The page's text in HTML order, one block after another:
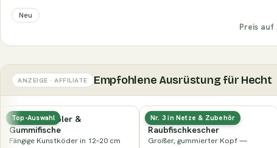
Neu
Preis
ANZEIGE · AFFILIATE Empfohlene Ausrüstung für Hecht
Nr. 3 in Netze & Zubehör
Gummierter
Raubfischkescher
Großer, gummierter Kopf —
Nur noch wenige
Nays PRDTR 5,0″ (12,7 cm)
Die Zandergröße des PRDTR: genug
Körper zum Werfen, ruhiger Lauf